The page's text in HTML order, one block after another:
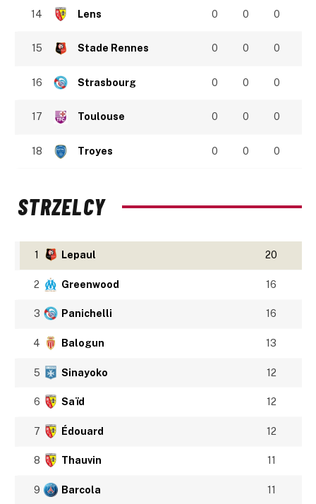
14 Lens 0 0 0
15 Stade Rennes 0 0 0
16 Strasbourg 0 0 0
17 Toulouse 0 0 0
18 Troyes 0 0 0
STRZELCY
1 Lepaul 20
2 Greenwood 16
3 Panichelli 16
4 Balogun 13
5 Sinayoko 12
6 Saïd 12
7 Édouard 12
8 Thauvin 11
9 Barcola 11